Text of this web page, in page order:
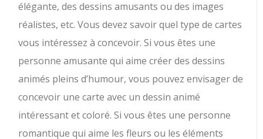
élégante, des dessins amusants ou des images
réalistes, etc. Vous devez savoir quel type de cartes
vous intéressez à concevoir. Si vous êtes une
personne amusante qui aime créer des dessins
animés pleins d’humour, vous pouvez envisager de
concevoir une carte avec un dessin animé
intéressant et coloré. Si vous êtes une personne
romantique qui aime les fleurs ou les éléments